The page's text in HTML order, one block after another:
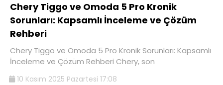
Chery Tiggo ve Omoda 5 Pro Kronik
Sorunları: Kapsamlı İnceleme ve Çözüm
Rehberi
Chery Tiggo ve Omoda 5 Pro Kronik Sorunları: Kapsamlı
İnceleme ve Çözüm Rehberi Chery, son
10 Kasım 2025 Pazartesi 17:08